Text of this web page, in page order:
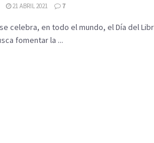
21 ABRIL 2021 7
celebra, en todo el mundo, el Día del
fomentar la ...